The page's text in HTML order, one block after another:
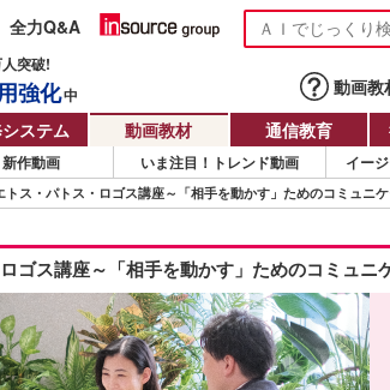
全力Q&A
突破!
強化中 動画教
ステム 動画教材 通信教育
作動画 いま注目！トレンド動画 イー
トス・パトス・ロゴス講座～「相手を動かす」ためのコミュニ
ゴス講座～「相手を動かす」ためのコミュニ